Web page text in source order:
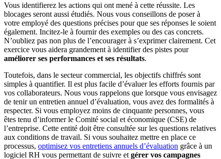
Vous identifierez les actions qui ont mené à cette réussite. Les
blocages seront aussi étudiés. Nous vous conseillons de poser à
votre employé des questions précises pour que ses réponses le soient
également. Incitez-le à fournir des exemples ou des cas concrets.
N’oubliez pas non plus de l’encourager à s’exprimer clairement. Cet
exercice vous aidera grandement à identifier des pistes pour
améliorer ses performances et ses résultats.
Toutefois, dans le secteur commercial, les objectifs chiffrés sont
simples à quantifier. Il est plus facile d’évaluer les efforts fournis par
vos collaborateurs. Nous vous rappelons que lorsque vous envisagez
de tenir un entretien annuel d’évaluation, vous avez des formalités à
respecter. Si vous employez moins de cinquante personnes, vous
êtes tenu d’informer le Comité social et économique (CSE) de
l’entreprise. Cette entité doit être consultée sur les questions relatives
aux conditions de travail. Si vous souhaitez mettre en place ce
processus, optimisez vos entretiens annuels d’évaluation grâce à un
logiciel RH vous permettant de suivre et gérer vos campagnes